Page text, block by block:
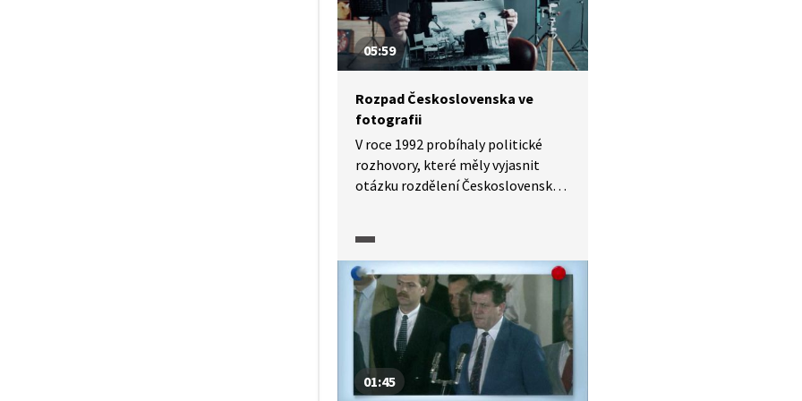
05:59
Rozpad Československa ve
fotografii
V roce 1992 probíhaly politické
rozhovory, které měly vyjasnit
otázku rozdělení Československa.
skončily bez výsledku a fotky z nich
byly nepoužitelné. Fotograf Petr
Brenkus měl ale zrovna k dispozici
nový teleobjektiv. Na schůzku
do Brna do vily Tugendhat odjel,
vyhledal vhodné místo a z velké
vzdálenosti zachytil památný
okamžik: Václav Klaus a Vladimír
01:45